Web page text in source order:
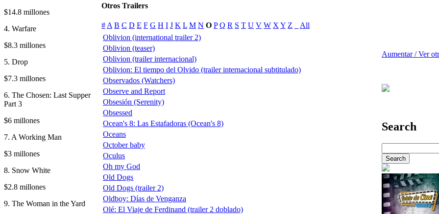
$14.8 millones
4. Warfare
$8.3 millones
5. Drop
$7.3 millones
6. The Chosen: Last Supper
Part 3
$6 millones
7. A Working Man
$3 millones
8. Snow White
$2.8 millones
9. The Woman in the Yard
Otros Trailers
# A B C D E F G H I J K L M N O P Q R S T U V W X Y Z
All
Oblivion (international trailer 2)
Oblivion (teaser)
Oblivion (trailer internacional)
Oblivion: El tiempo del Olvido (trailer internacional subtitulado)
Observados (Watchers)
Observe and Report
Obsesión (Serenity)
Obsessed
Ocean's 8: Las Estafadoras (Ocean's 8)
Oceans
October baby
Oculus
Oh my God
Old Dogs
Old Dogs (trailer 2)
Oldboy: Días de Venganza
Olé: El Viaje de Ferdinand (trailer 2 doblado)
Aumentar / Ver
Search